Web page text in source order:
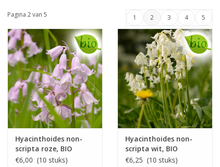
Pagina 2 van 5 1 2 3 4 5
Hyacinthoides non-
scripta roze, BIO
€6,00 (10 stuks)
Hyacinthoides non-
scripta wit, BIO
€6,25 (10 stuks)